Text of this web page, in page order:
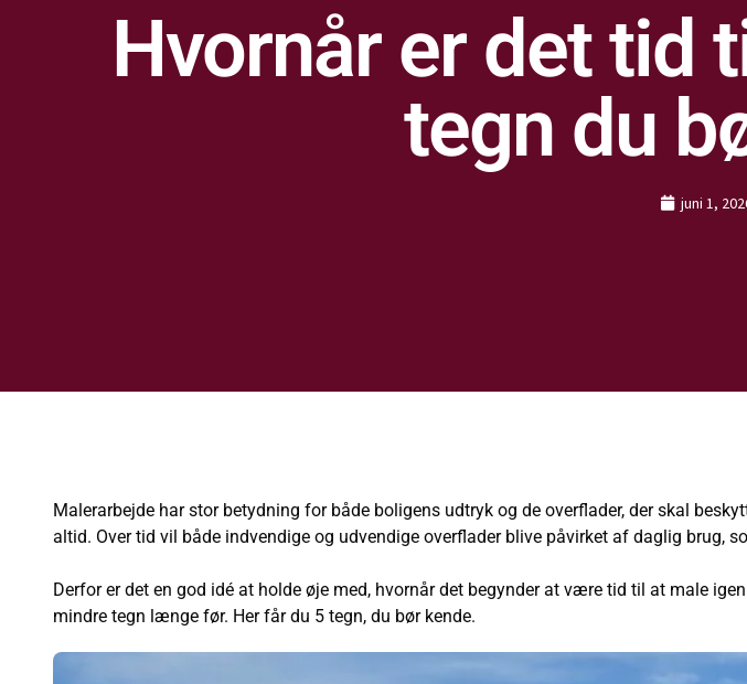
Hvornår er det tid
tegn du
juni 1,
Malerarbejde har stor betydning for både boligens udtryk og de overflader, der skal
altid. Over tid vil både indvendige og udvendige overflader blive påvirket af daglig brug,
Derfor er det en god idé at holde øje med, hvornår det begynder at være tid til at male
mindre tegn længe før. Her får du 5 tegn, du bør kende.